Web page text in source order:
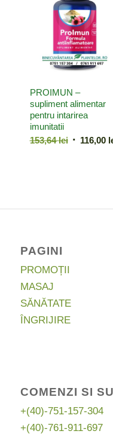
PROIMUN –
supliment alimentar
pentru intarirea
imunitatii
153,64lei Prețul
116,00
PAGINI
PROMOȚII
MASAJ
SĂNĂTATE
ÎNGRIJIRE
COMENZI SI
+(40)-751-157-304
+(40)-761-911-697